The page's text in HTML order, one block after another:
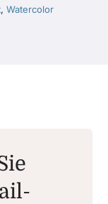
, Watercolor